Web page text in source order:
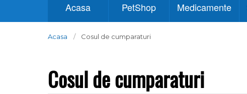
Acasa PetShop Medicamente
Acasa Cosul de cumparaturi
Cosul de cumparaturi